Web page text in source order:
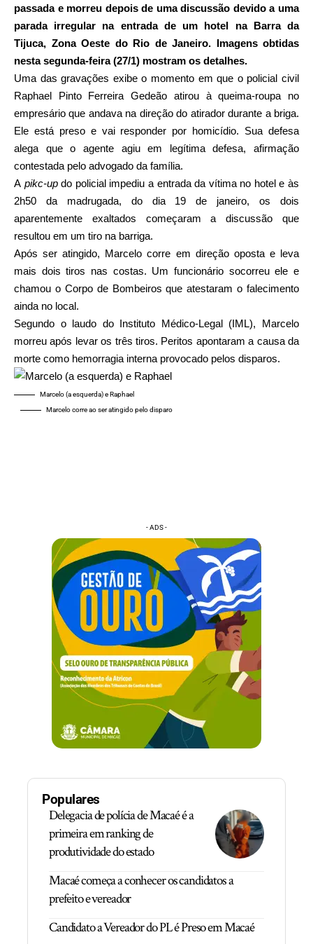
passada e morreu depois de uma discussão devido a uma
parada irregular na entrada de um hotel na Barra da
Tijuca, Zona Oeste do Rio de Janeiro. Imagens obtidas
nesta segunda-feira (27/1) mostram os detalhes.
Uma das gravações exibe o momento em que o policial civil
Raphael Pinto Ferreira Gedeão atirou à queima-roupa no
empresário que andava na direção do atirador durante a briga.
Ele está preso e vai responder por homicídio. Sua defesa
alega que o agente agiu em legítima defesa, afirmação
contestada pelo advogado da família.
A pikc-updo policial impediu a entrada da vítima no hotel e às
2h50 da madrugada, do dia 19 de janeiro, os dois
aparentemente exaltados começaram a discussão que
resultou em um tiro na barriga.
Após ser atingido, Marcelo corre em direção oposta e leva
mais dois tiros nas costas. Um funcionário socorreu ele e
chamou o Corpo de Bombeiros que atestaram o falecimento
ainda no local.
Segundo o laudo do Instituto Médico-Legal (IML), Marcelo
morreu após levar os três tiros. Peritos apontaram a causa da
morte como hemorragia interna provocado pelos disparos.
Marcelo (a esquerda) e Raphael
Marcelo corre ao ser atingido pelo disparo
- ADS -
Populares
Delegacia de polícia de Macaé é a
primeira em ranking de
produtividade do estado
Macaé começa a conhecer os candidatos a
prefeito e vereador
Candidato a Vereador do PL é Preso em Macaé